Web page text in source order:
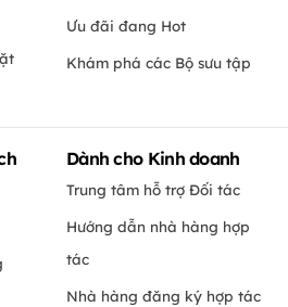
Ưu đãi đang Hot
Khám phá các Bộ sưu tập
Dành cho Kinh doanh
Trung tâm hỗ trợ Đối tác
Hướng dẫn nhà hàng hợp
tác
Nhà hàng đăng ký hợp tác